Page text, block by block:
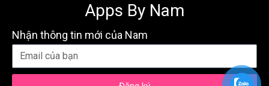
Apps By Nam
Nhận thông tin mới của Nam